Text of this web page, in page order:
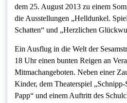
dem 25. August 2013 zu einem
die Ausstellungen „Helldunkel.
Schatten“ und „Herzlichen
Ein Ausflug in die Welt der
18 Uhr einen bunten Reigen an
Mitmachangeboten. Neben einer
Kinder, dem Theaterspiel
Papp“ und einem Auftritt des